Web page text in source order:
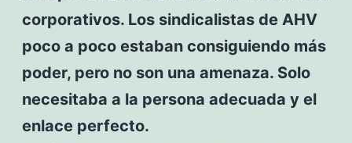
corporativos. Los sindicalistas de AHV
poco a poco estaban consiguiendo más
poder, pero no son una amenaza. Solo
necesitaba a la persona adecuada y el
enlace perfecto.